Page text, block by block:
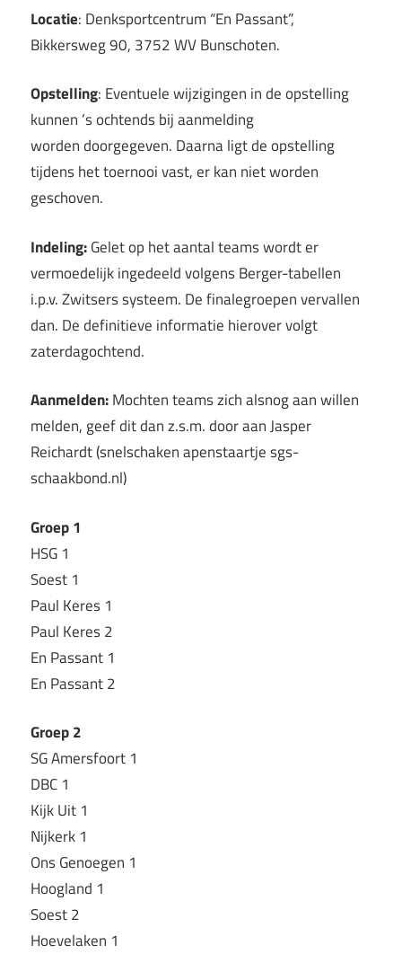
Locatie: Denksportcentrum “En Passant”,
Bikkersweg 90, 3752 WV Bunschoten.
Opstelling: Eventuele wijzigingen in de opstelling
kunnen ’s ochtends bij aanmelding
worden doorgegeven. Daarna ligt de opstelling
tijdens het toernooi vast, er kan niet worden
geschoven.
Indeling:Gelet op het aantal teams wordt er
vermoedelijk ingedeeld volgens Berger-tabellen
i.p.v. Zwitsers systeem. De finalegroepen vervallen
dan. De definitieve informatie hierover volgt
zaterdagochtend.
Aanmelden:Mochten teams zich alsnog aan willen
melden, geef dit dan z.s.m. door aan Jasper
Reichardt (snelschaken apenstaartje sgs-
schaakbond.nl)
Groep 1
HSG 1
Soest 1
Paul Keres 1
Paul Keres 2
En Passant 1
En Passant 2
Groep 2
SG Amersfoort 1
DBC 1
Kijk Uit 1
Nijkerk 1
Ons Genoegen 1
Hoogland 1
Soest 2
Hoevelaken 1